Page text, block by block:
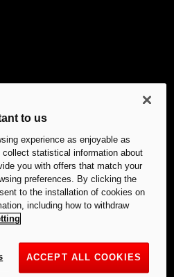
to us
experience as enjoyable as
statistical information about
you with offers that match your
preferences. By clicking the
to the installation of cookies on
including how to withdraw
ACCEPT ALL COOKIES